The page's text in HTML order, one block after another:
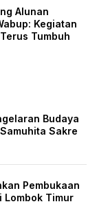
Alunan
Kegiatan
Tumbuh
Budaya
Sakre
Pembukaan
Lombok Timur